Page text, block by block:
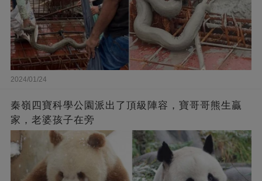
2024/01/24
秦嶺四寶科學公園派出了頂級陣容，寶哥哥熊生贏
家，老婆孩子在旁